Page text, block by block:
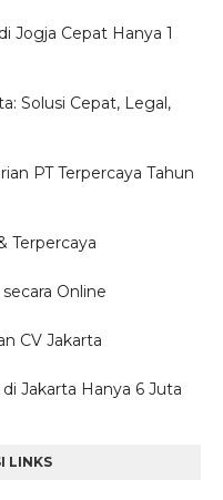
Jogja Cepat Hanya 1
Solusi Cepat, Legal,
PT Terpercaya Tahun
Terpercaya
Online
CV Jakarta
Jakarta Hanya 6 Juta
LINKS